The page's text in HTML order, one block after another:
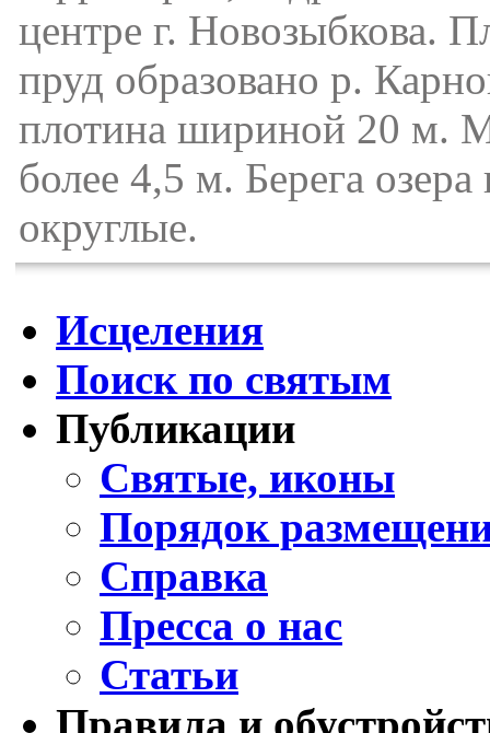
центре г. Новозыбкова.
пруд образовано р.
плотина шириной 20 м.
более 4,5 м. Берега
округлые.
Исцеления
Поиск по святым
Публикации
Святые, иконы
Порядок
Справка
Пресса о нас
Статьи